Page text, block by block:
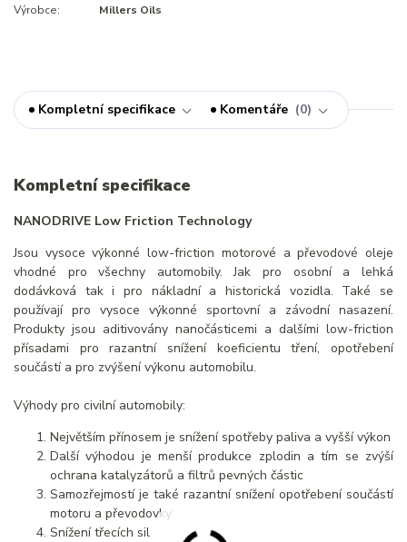
Výrobce: Millers Oils
Kompletní specifikace Komentáře 0
Kompletní specifikace
NANODRIVE Low Friction Technology
Jsou vysoce výkonné low-friction motorové a převodové oleje
vhodné pro všechny automobily. Jak pro osobní a lehká
dodávková tak i pro nákladní a historická vozidla. Také se
používají pro vysoce výkonné sportovní a závodní nasazení.
Produkty jsou aditivovány nanočásticemi a dalšími low-friction
přísadami pro razantní snížení koeficientu tření, opotřebení
součástí a pro zvýšení výkonu automobilu.
Výhody pro civilní automobily:
Největším přínosem je snížení spotřeby paliva a vyšší výkon
Další výhodou je menší produkce zplodin a tím se zvýší
ochrana katalyzátorů a filtrů pevných částic
Samozřejmostí je také razantní snížení opotřebení součástí
motoru a převodovky
Snížení třecích sil